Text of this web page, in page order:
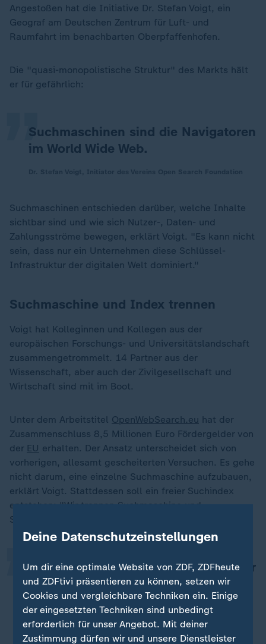
Angestoßen hat die Initiative Dr. Stefan Voigt, ein
Geograf am Deutschen Zentrum für Luft- und
Raumfahrt im benachbarten Oberpfaffenhofen.
Die "quasi-monopolistische Struktur" des Markts hält
er für gefährlich:
Suchmaschinen sind die Navigatoren
im World Wide Web.
„
Suchmaschinen entschieden darüber, welche Inhalte
sichtbar sind und wie sich Nutzer-, Daten- und
Zahlungsströme bewegen, erklärt Voigt. "Es kann nicht
sein, dass nur ein Unternehmen diese Schlüssel-
Infrastruktur der digitalen Welt dominiert."
Suchmaschine und Index trennen
Voigt hat Kolleginnen und Kollegen aus der
europäischen Forschungs- und Universitätslandschaft
zusammengetrommelt. 14 Partner aus der
Wissenschaft, aber auch der Zivilgesellschaft und
Wirtschaft sind mit im Boot.
Unter dem Arbeitstitel OpenWebSearch.eu hat der
Zusammenschluss 8,5 Millionen Euro Fördergelder von
der EU erhalten. Der Ansatz unterscheidet sich von
vorherigen, allesamt gescheiterten Versuchen. Es gehe
nicht darum, eine einzelne Suchmaschine aufzubauen,
erklärt Voigt. Stattdessen soll ein freier Suchindex
entstehen: "Wir trennen Suchmaschine und
Suchindex."
Unser Ziel ist es, ein Verzeichnis aller
Inhalte des World Wide Webs als
öffentliche Dienstleistung zur
Verfügung zu stellen.
„
Dr. Stefan Voigt, Initiator des Vereins Open Search Foundation
Deine Datenschutzeinstellungen
Um dir eine optimale Website von ZDF, ZDFheute
und ZDFtivi präsentieren zu können, setzen wir
Cookies und vergleichbare Techniken ein. Einige
der eingesetzten Techniken sind unbedingt
erforderlich für unser Angebot. Mit deiner
Zustimmung dürfen wir und unsere Dienstleister